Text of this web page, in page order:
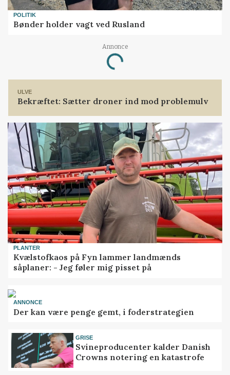
POLITIK
Bønder holder vagt ved Rusland
Annonce
Loading...
ULVE
Bekræftet: Sætter droner ind mod problemulv
PLANTER
Kvælstofkaos på Fyn lammer landmænds
såplaner: - Jeg føler mig pisset på
ANNONCE
Der kan være penge gemt, i foderstrategien
GRISE
Svineproducenter kalder Danish
Crowns notering en katastrofe